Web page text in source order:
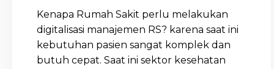
Kenapa Rumah Sakit perlu melakukan
digitalisasi manajemen RS? karena saat ini
kebutuhan pasien sangat komplek dan
butuh cepat. Saat ini sektor kesehatan